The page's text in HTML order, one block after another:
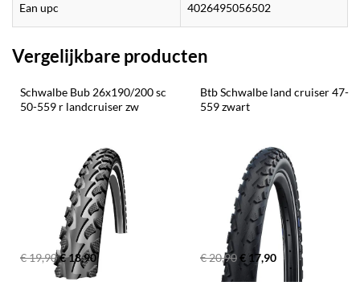
Ean upc 4026495056502
Vergelijkbare producten
Schwalbe Bub 26x190/200 sc
50-559 r landcruiser zw
€ 19,90€ 18,90
Btb Schwalbe land cruiser 47-
559 zwart
€ 20,90€ 17,90